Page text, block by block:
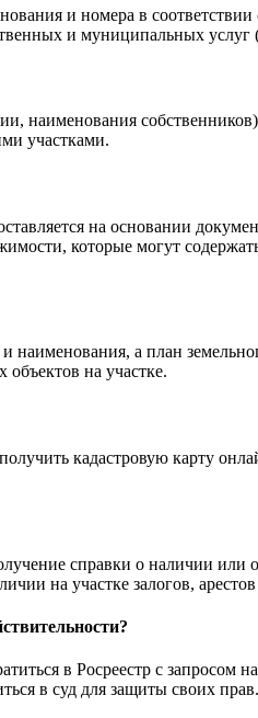
и номера в
и муниципальных
наименования
участками.
на основании
которые могут
и наименования, а план
на участке.
кадастровую карту
справки о наличии или
на участке залогов,
в Росреестр с запросом
в суд для защиты своих прав.